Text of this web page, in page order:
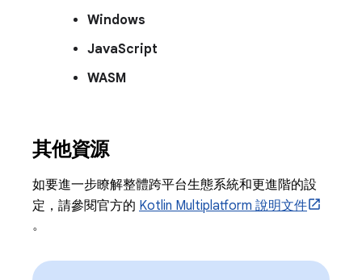
Windows
JavaScript
WASM
其他資源
如要進一步瞭解整體跨平台生態系統和更進階的設
定，請參閱官方的 Kotlin Multiplatform 說明文件
。